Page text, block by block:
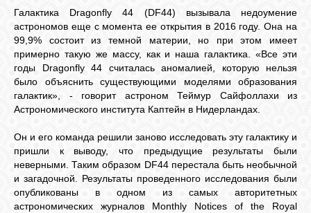
Галактика Dragonfly 44 (DF44) вызывала недоумение
астрономов еще с момента ее открытия в 2016 году. Она на
99,9% состоит из темной материи, но при этом имеет
примерно такую же массу, как и наша галактика. «Все эти
годы Dragonfly 44 считалась аномалией, которую нельзя
было объяснить существующими моделями образования
галактик», - говорит астроном Теймур Сайфоллахи из
Астрономического института Каптейн в Нидерландах.
Он и его команда решили заново исследовать эту галактику и
пришли к выводу, что предыдущие результаты были
неверными. Таким образом DF44 перестала быть необычной
и загадочной. Результаты проведенного исследования были
опубликованы в одном из самых авторитетных
астрономических журналов Monthly Notices of the Royal